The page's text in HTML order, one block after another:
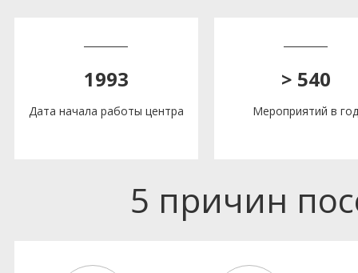
1993
Дата начала работы центра
> 540
Мероприятий в год
5 причин